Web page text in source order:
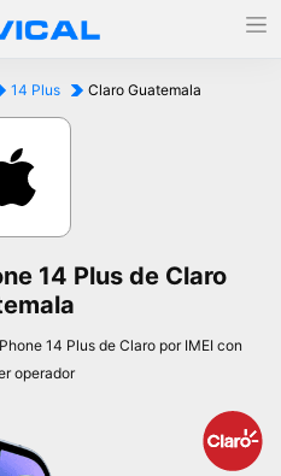
14 Plus Claro Guatemala
14 Plus de Claro
14 Plus de Claro por IMEI con
operador